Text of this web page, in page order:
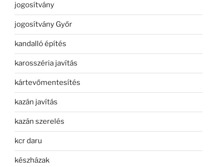
jogosítvány
jogosítvány Győr
kandalló építés
karosszéria javítás
kártevőmentesítés
kazán javítás
kazán szerelés
kcr daru
készházak